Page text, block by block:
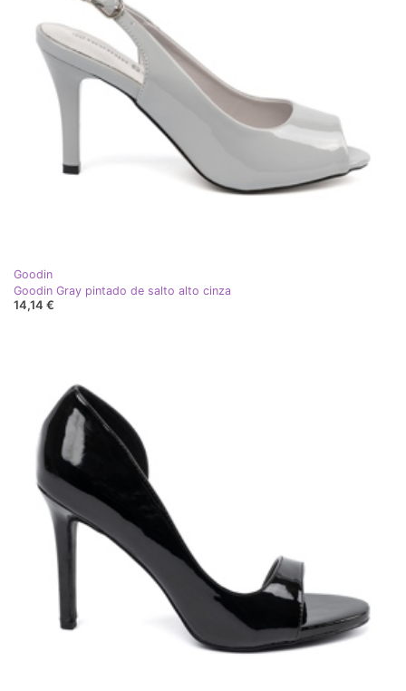
Goodin
Goodin Gray pintado de salto alto cinza
14,14 €